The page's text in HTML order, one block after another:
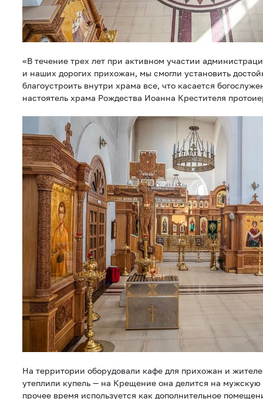
«В течение трех лет при активном участии
и наших дорогих прихожан, мы смогли установить
благоустроить внутри храма все, что касается
настоятель храма Рождества Иоанна Крестителя
На территории оборудовали кафе для прихожан и
утеплили купель — на Крещение она делится на
прочее время используется как дополнительное